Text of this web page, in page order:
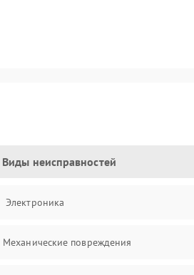
Виды неисправностей
Электроника
Механические повреждения